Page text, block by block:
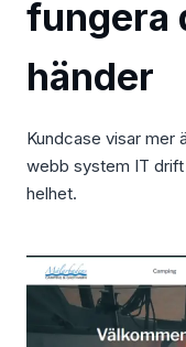
fungera
händer
Kundcase visar mer
webb system IT
helhet.